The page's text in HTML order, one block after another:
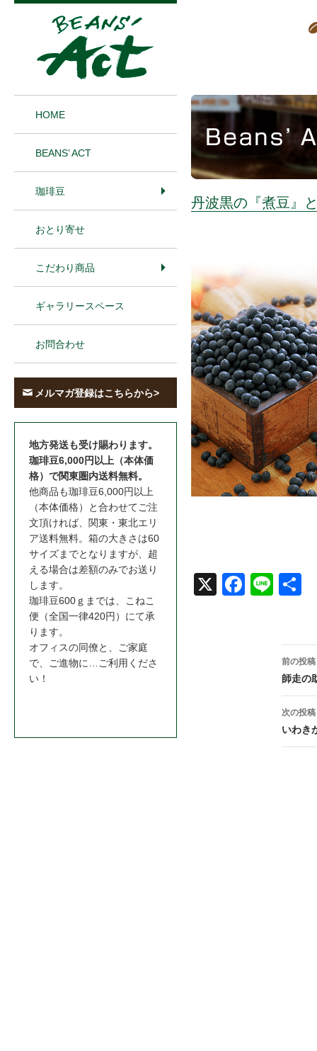
丹波黒の『煮豆』
Face
Line
投
稿
ナ
ビ
前の投稿
師走の
次の投稿
いわき
HOME
BEANS’ ACT
珈琲豆
おとり寄せ
こだわり商品
ギャラリースペース
お問合わせ
メルマガ登録はこちらから>
地方発送も受け賜わります。
珈琲豆6,000円以上（本体価
格）で関東圏内送料無料。
他商品も珈琲豆6,000円以上
（本体価格）と合わせてご注
文頂ければ、関東・東北エリ
ア送料無料。箱の大きさは60
サイズまでとなりますが、超
える場合は差額のみでお送り
します。
珈琲豆600ｇまでは、こねこ
便（全国一律420円）にて承
ります。
オフィスの同僚と、ご家庭
で、ご進物に…ご利用くださ
い！